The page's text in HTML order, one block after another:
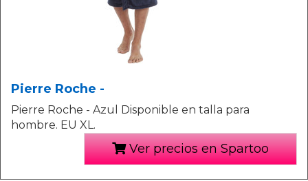
Pierre Roche -
Pierre Roche - Azul Disponible en talla para
hombre. EU XL.
Ver precios en Spartoo